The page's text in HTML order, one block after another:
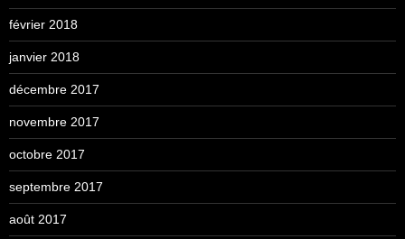
février 2018
janvier 2018
décembre 2017
novembre 2017
octobre 2017
septembre 2017
août 2017